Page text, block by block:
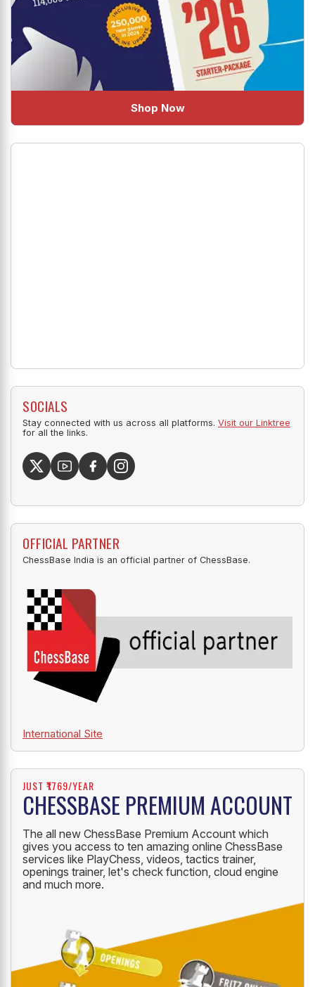
Shop Now
SOCIALS
Stay connected with us across all platforms. Visit our Linktree
for all the links.
OFFICIAL PARTNER
ChessBase India is an official partner of ChessBase.
International Site
JUST ₹1769/YEAR
CHESSBASE PREMIUM ACCOUNT
The all new ChessBase Premium Account which
gives you access to ten amazing online ChessBase
services like PlayChess, videos, tactics trainer,
openings trainer, let's check function, cloud engine
and much more.